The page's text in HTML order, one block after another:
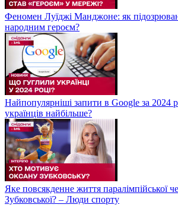
Феномен Луїджі Манджоне: як
народним героєм?
Найпопулярніші запити в Google за 2024
українців найбільше?
Яке повсякденне життя паралімпійської
Зубковської? – Люди спорту